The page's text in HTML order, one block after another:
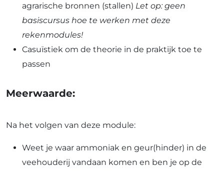
agrarische bronnen (stallen) Let op: geen
basiscursus hoe te werken met deze
rekenmodules!
Casuïstiek om de theorie in de praktijk toe te
passen
Meerwaarde:
Na het volgen van deze module:
Weet je waar ammoniak en geur(hinder) in de
veehouderij vandaan komen en ben je op de